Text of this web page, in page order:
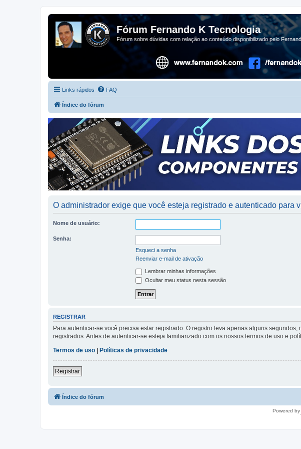
Fórum Fernando K Tecnologia
Fórum sobre dúvidas com relação ao conteúdo disponibilizado pelo
Links rápidos FAQ
Índice do fórum
O administrador exige que você esteja registrado e autenticado para
Nome de usuário:
Senha:
Esqueci a senha
Reenviar e-mail de ativação
Lembrar minhas informações
Ocultar meu status nesta sessão
REGISTRAR
Para autenticar-se você precisa estar registrado. O registro leva apenas alguns
registrados. Antes de autenticar-se esteja familiarizado com os nossos termos de uso e
Termos de uso
Políticas de privacidade
Registrar
Índice do fórum
Powered by